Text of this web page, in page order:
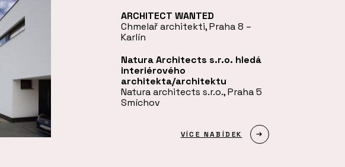
ARCHITECT WANTED
Chmelař architekti, Praha 8 –
Karlín
Natura Architects s.r.o. hledá
interiérového
architekta/architektu
Natura architects s.r.o., Praha 5
Smíchov
VÍCE NABÍDEK